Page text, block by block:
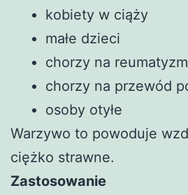
kobiety w ciąży
małe dzieci
chorzy na
chorzy na przewód
osoby otyłe
Warzywo to powoduje
ciężko strawne.
Zastosowanie